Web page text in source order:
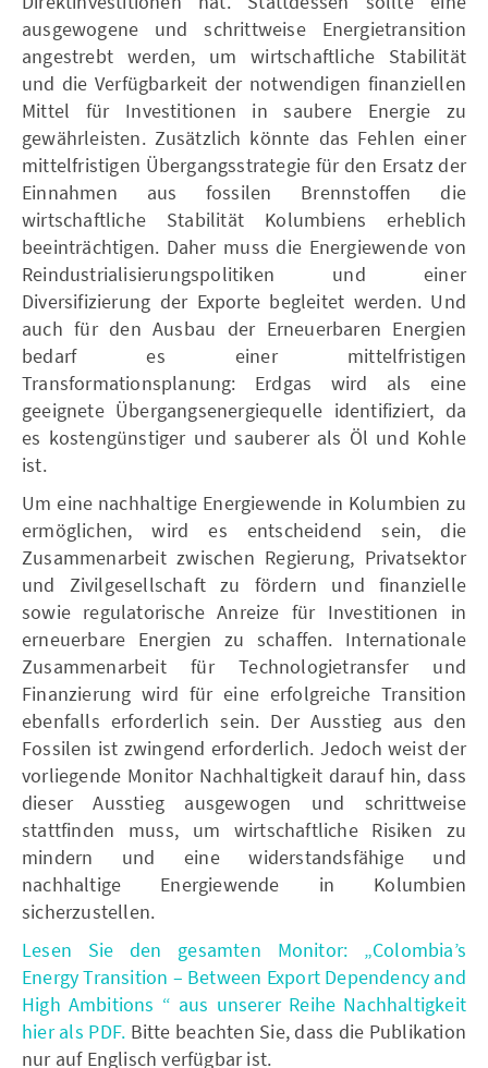
ausgewogene und schrittweise Energietransition
angestrebt werden, um wirtschaftliche Stabilität
und die Verfügbarkeit der notwendigen finanziellen
Mittel für Investitionen in saubere Energie zu
gewährleisten. Zusätzlich könnte das Fehlen einer
mittelfristigen Übergangsstrategie für den Ersatz der
Einnahmen aus fossilen Brennstoffen die
wirtschaftliche Stabilität Kolumbiens erheblich
beeinträchtigen. Daher muss die Energiewende von
Reindustrialisierungspolitiken und einer
Diversifizierung der Exporte begleitet werden. Und
auch für den Ausbau der Erneuerbaren Energien
bedarf es einer mittelfristigen
Transformationsplanung: Erdgas wird als eine
geeignete Übergangsenergiequelle identifiziert, da
es kostengünstiger und sauberer als Öl und Kohle
ist.
Um eine nachhaltige Energiewende in Kolumbien zu
ermöglichen, wird es entscheidend sein, die
Zusammenarbeit zwischen Regierung, Privatsektor
und Zivilgesellschaft zu fördern und finanzielle
sowie regulatorische Anreize für Investitionen in
erneuerbare Energien zu schaffen. Internationale
Zusammenarbeit für Technologietransfer und
Finanzierung wird für eine erfolgreiche Transition
ebenfalls erforderlich sein. Der Ausstieg aus den
Fossilen ist zwingend erforderlich. Jedoch weist der
vorliegende Monitor Nachhaltigkeit darauf hin, dass
dieser Ausstieg ausgewogen und schrittweise
stattfinden muss, um wirtschaftliche Risiken zu
mindern und eine widerstandsfähige und
nachhaltige Energiewende in Kolumbien
sicherzustellen.
Lesen Sie den gesamten Monitor: „Colombia’s
Energy Transition – Between Export Dependency and
High Ambitions “ aus unserer Reihe Nachhaltigkeit
hier als PDF. Bitte beachten Sie, dass die Publikation
nur auf Englisch verfügbar ist.